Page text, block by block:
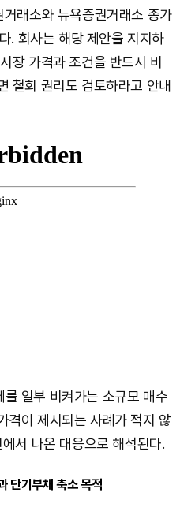
래소와 뉴욕증권거래소 종가
. 회사는 해당 제안을 지지하
장 가격과 조건을 반드시 비
철회 권리도 검토하라고 안내
일부 비켜가는 소규모 매수
격이 제시되는 사례가 적지 않
서 나온 대응으로 해석된다.
단기부채 축소 목적